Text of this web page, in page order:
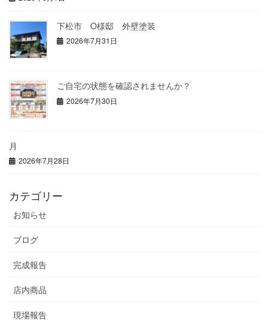
下松市 O様邸 外壁塗装
2026年7月31日
ご自宅の状態を確認されませんか？
2026年7月30日
月
2026年7月28日
カテゴリー
お知らせ
ブログ
完成報告
店内商品
現場報告